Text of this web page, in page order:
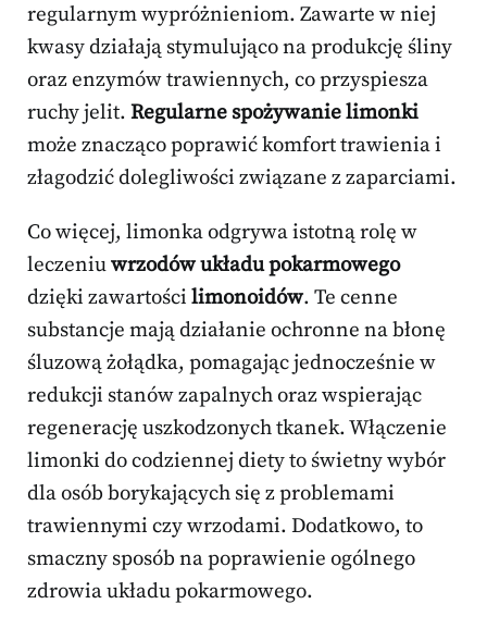
regularnym wypróżnieniom. Zawarte w niej
kwasy działają stymulująco na produkcję śliny
oraz enzymów trawiennych, co przyspiesza
ruchy jelit. Regularne spożywanie limonki
może znacząco poprawić komfort trawienia i
złagodzić dolegliwości związane z zaparciami.
Co więcej, limonka odgrywa istotną rolę w
leczeniuwrzodów układu pokarmowego
dzięki zawartości limonoidów. Te cenne
substancje mają działanie ochronne na błonę
śluzową żołądka, pomagając jednocześnie w
redukcji stanów zapalnych oraz wspierając
regenerację uszkodzonych tkanek. Włączenie
limonki do codziennej diety to świetny wybór
dla osób borykających się z problemami
trawiennymi czy wrzodami. Dodatkowo, to
smaczny sposób na poprawienie ogólnego
zdrowia układu pokarmowego.